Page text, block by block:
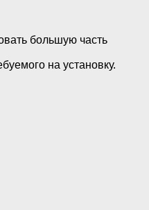
большую часть
на установку.